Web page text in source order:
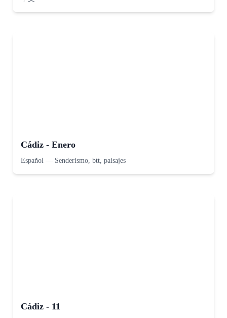
Cádiz - Enero
Español — Senderismo, btt, paisajes
Cádiz - 11